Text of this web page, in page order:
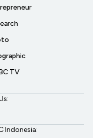
TV
Indonesia: